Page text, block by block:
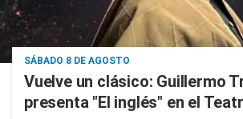
SÁBADO 8 DE AGOSTO
Vuelve un clásico: Guillermo
presenta "El inglés" en el